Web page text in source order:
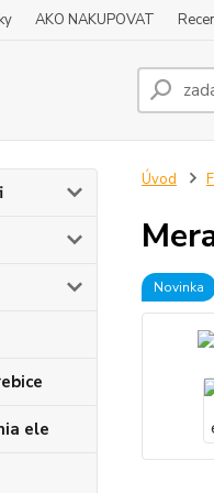
AKO NAKUPOVAT
ele
Úvod
Novinka